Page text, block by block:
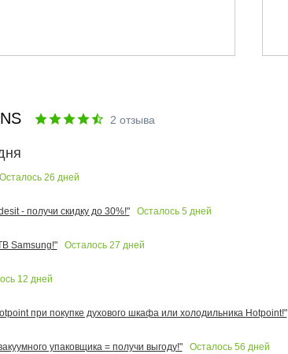
2 отзыва
Осталось 26 дней
- получи скидку до 30%!"
Осталось 5 дней
Samsung!"
Осталось 27 дней
12 дней
при покупке духового шкафа или холодильника Hotpoint!"
упаковщика = получи выгоду!"
Осталось 56 дней